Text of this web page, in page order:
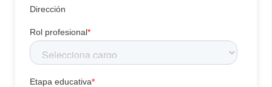
Dirección
Rol profesional*
Etapa educativa*